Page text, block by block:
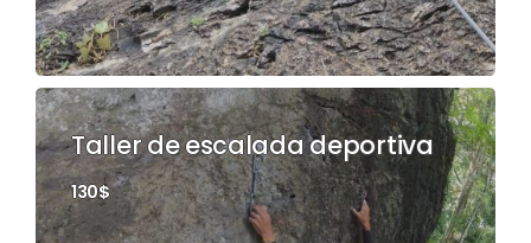
Taller de escalada deportiva
130$